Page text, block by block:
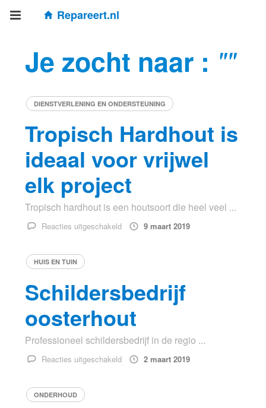
Repareert.nl
Je zocht naar : ""
DIENSTVERLENING EN ONDERSTEUNING
Tropisch Hardhout is
ideaal voor vrijwel
elk project
Tropisch hardhout is een houtsoort die heel veel ...
Reacties uitgeschakeldvoor
voor
elk
9 maart 2019
HUIS EN TUIN
Schildersbedrijf
oosterhout
Professioneel schildersbedrijf in de regio ...
Reacties uitgeschakeldvoor
2 maart 2019
ONDERHOUD